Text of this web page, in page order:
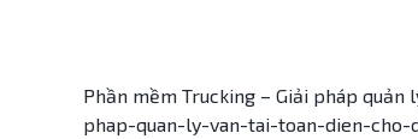
Phần mềm Trucking – Giải pháp
phap-quan-ly-van-tai-toan-dien-cho-